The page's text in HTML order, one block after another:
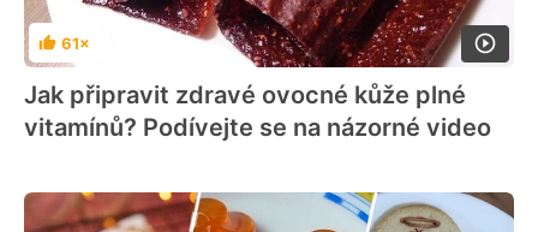
Hodnocení
61×
Jak připravit zdravé ovocné kůže plné
vitamínů? Podívejte se na názorné video